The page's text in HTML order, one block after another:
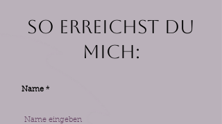
So erreichst du
mich:
Name